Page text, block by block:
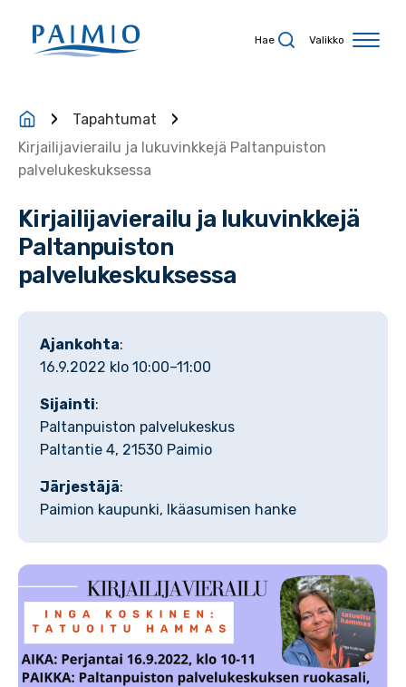
Hae Valikko
Tapahtumat
Kirjailijavierailu ja lukuvinkkejä Paltanpuiston
palvelukeskuksessa
Kirjailijavierailu ja lukuvinkkejä
Paltanpuiston
palvelukeskuksessa
Ajankohta:
16.9.2022 klo 10:00–11:00
Sijainti:
Paltanpuiston palvelukeskus
Paltantie 4, 21530 Paimio
Järjestäjä:
Paimion kaupunki, Ikäasumisen hanke